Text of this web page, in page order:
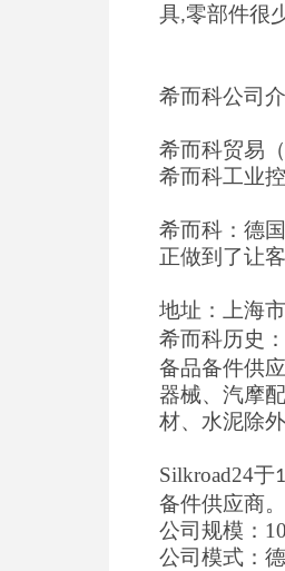
具,零部件很
希而科公司
希而科贸易
希而科工业
希而科：德
正做到了让
地址：上海
希而科历史：
备品备件供
器械、汽摩
材、水泥除
Silkroad24于
备件供应商。
公司规模：
公司模式：